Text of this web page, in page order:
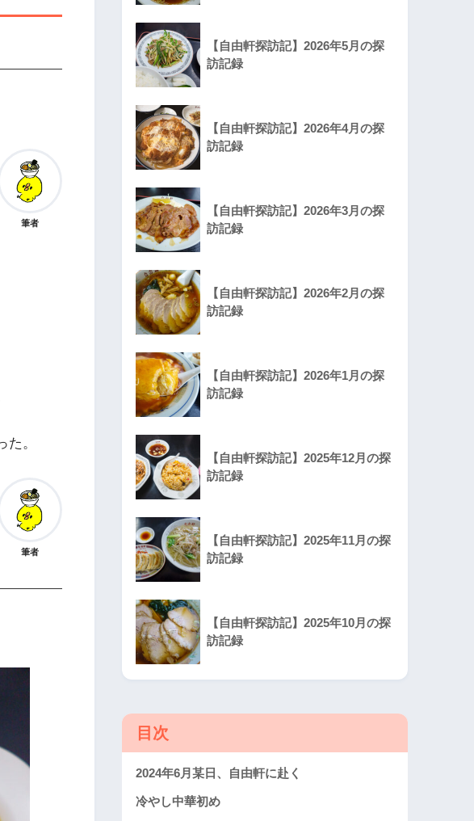
筆者
。
筆者
【自由軒探訪記】2026年5月の探
訪記録
【自由軒探訪記】2026年4月の探
訪記録
【自由軒探訪記】2026年3月の探
訪記録
【自由軒探訪記】2026年2月の探
訪記録
【自由軒探訪記】2026年1月の探
訪記録
【自由軒探訪記】2025年12月の探
訪記録
【自由軒探訪記】2025年11月の探
訪記録
【自由軒探訪記】2025年10月の探
訪記録
目次
2024年6月某日、自由軒に赴く
冷やし中華初め